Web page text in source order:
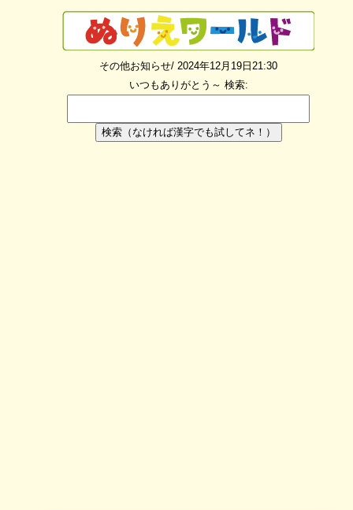
その他お知らせ/ 2024年12月19日21:30
いつもありがとう～ 検索:
検索（なければ漢字でも試してネ！）